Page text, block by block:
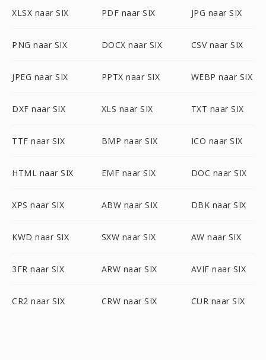
XLSX naar SIX PDF naar SIX JPG naar SIX
PNG naar SIX DOCX naar SIX CSV naar SIX
JPEG naar SIX PPTX naar SIX WEBP naar SIX
DXF naar SIX XLS naar SIX TXT naar SIX
TTF naar SIX BMP naar SIX ICO naar SIX
HTML naar SIX EMF naar SIX DOC naar SIX
XPS naar SIX ABW naar SIX DBK naar SIX
KWD naar SIX SXW naar SIX AW naar SIX
3FR naar SIX ARW naar SIX AVIF naar SIX
CR2 naar SIX CRW naar SIX CUR naar SIX